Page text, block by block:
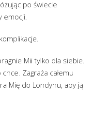
po świecie
emocji.
Mii tylko dla siebie.
Zagraża całemu
Mię do Londynu, aby ją